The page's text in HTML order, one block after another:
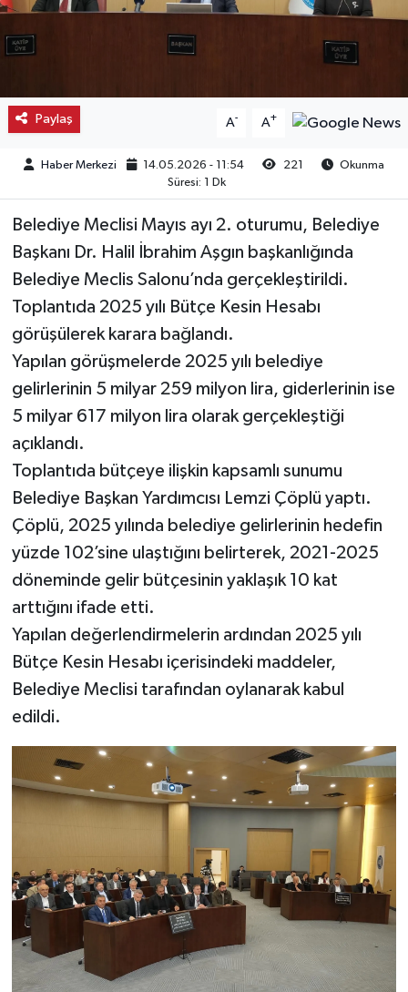
Paylaş A- A+
Haber Merkezi 14.05.2026 - 11:54 221
Okunma
Süresi: 1 Dk
Belediye Meclisi Mayıs ayı 2. oturumu, Belediye
Başkanı Dr. Halil İbrahim Aşgın başkanlığında
Belediye Meclis Salonu’nda gerçekleştirildi.
Toplantıda 2025 yılı Bütçe Kesin Hesabı
görüşülerek karara bağlandı.
Yapılan görüşmelerde 2025 yılı belediye
gelirlerinin 5 milyar 259 milyon lira, giderlerinin ise
5 milyar 617 milyon lira olarak gerçekleştiği
açıklandı.
Toplantıda bütçeye ilişkin kapsamlı sunumu
Belediye Başkan Yardımcısı Lemzi Çöplü yaptı.
Çöplü, 2025 yılında belediye gelirlerinin hedefin
yüzde 102’sine ulaştığını belirterek, 2021-2025
döneminde gelir bütçesinin yaklaşık 10 kat
arttığını ifade etti.
Yapılan değerlendirmelerin ardından 2025 yılı
Bütçe Kesin Hesabı içerisindeki maddeler,
Belediye Meclisi tarafından oylanarak kabul
edildi.
Mecitözü
Oğuzlar
Ortaköy
Sungurlu
Uğurludağ